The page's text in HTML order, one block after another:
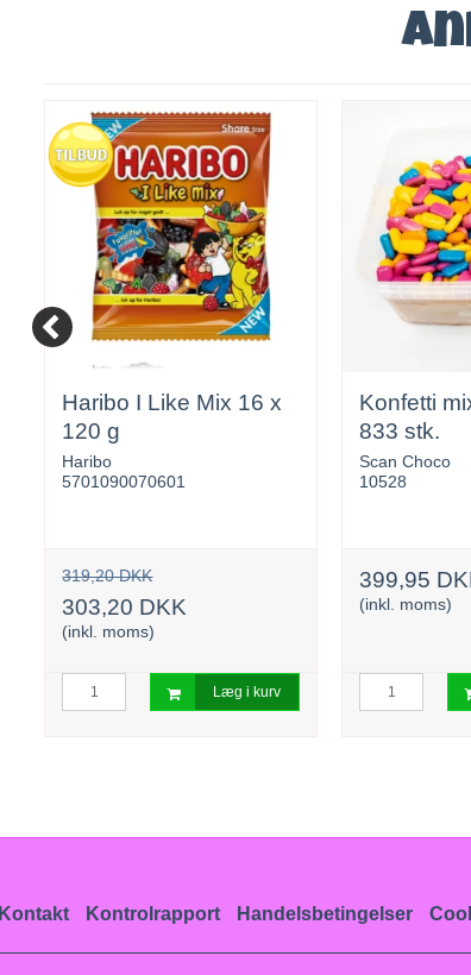
Haribo I Like Mix 16 x
120 g
Haribo
5701090070601
319,20 DKK
303,20 DKK
(inkl. moms)
Læg i kurv
Konfetti
833 stk.
Scan Choco
10528
399,95
(inkl. moms)
Kontakt Kontrolrapport Handelsbetingelser